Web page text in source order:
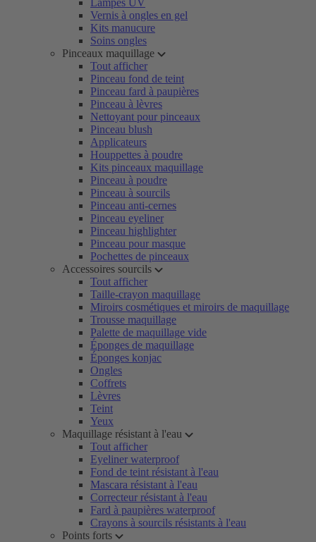
Lampes UV
Vernis à ongles en gel
Kits manucure
Soins ongles
Pinceaux maquillage
Tout afficher
Pinceau fond de teint
Pinceau fard à paupières
Pinceau à lèvres
Nettoyant pour pinceaux
Pinceau blush
Applicateurs
Houppettes à poudre
Kits pinceaux maquillage
Pinceau à poudre
Pinceau à sourcils
Pinceau anti-cernes
Pinceau eyeliner
Pinceau highlighter
Pinceau pour masque
Pochettes de pinceaux
Accessoires sourcils
Tout afficher
Taille-crayon maquillage
Miroirs cosmétiques et miroirs de maquillage
Trousse maquillage
Palette de maquillage vide
Éponges de maquillage
Éponges konjac
Ongles
Coffrets
Lèvres
Teint
Yeux
Maquillage résistant à l'eau
Tout afficher
Eyeliner waterproof
Fond de teint résistant à l'eau
Mascara résistant à l'eau
Correcteur résistant à l'eau
Fard à paupières waterproof
Crayons à sourcils résistants à l'eau
Points forts